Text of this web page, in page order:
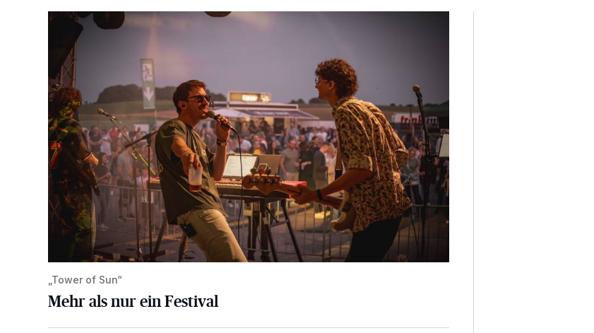
Mehr als nur ein Festival
„Tower of Sun“
Mehr als nur ein Festival